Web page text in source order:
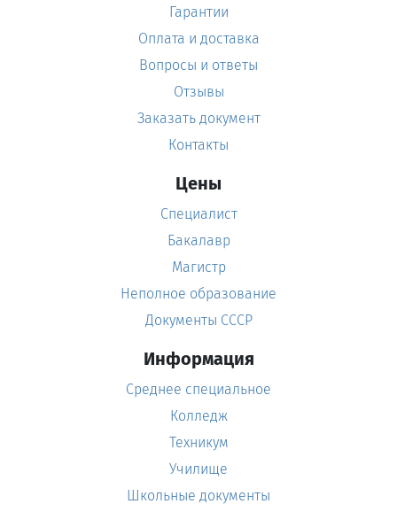
Гарантии
Оплата и доставка
Вопросы и ответы
Отзывы
Заказать документ
Контакты
Цены
Специалист
Бакалавр
Магистр
Неполное образование
Документы СССР
Информация
Среднее специальное
Колледж
Техникум
Училище
Школьные документы